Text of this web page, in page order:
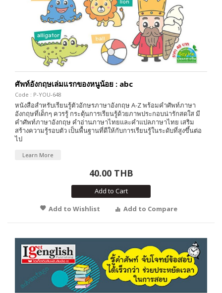
ศัพท์อังกฤษเล่มแรกของหนูน้อย : abc
Code : P-YOU-648
หนังสือสำหรับเรียนรู้ตัวอักษรภาษาอังกฤษ A-Z พร้อมคำศัพท์ภาษา
อังกฤษที่เด็กๆ ควรรู้ กระตุ้นการเรียนรู้ด้วยภาพประกอบน่ารักสดใส มี
คำศัพท์ภาษาอังกฤษ คำอ่านภาษาไทยและคำแปลภาษาไทย เสริม
สร้างความรู้รอบตัว เป็นพื้นฐานที่ดีให้กับการเรียนรู้ในระดับที่สูงขึ้นต่อ
ไป
Learn More
40.00 THB
Add to Cart
Add to Wishlist
Add to Compare